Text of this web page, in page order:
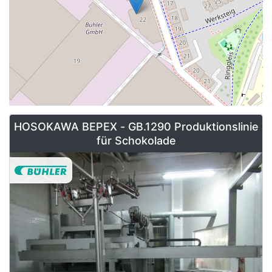
HOSOKAWA BEPEX - GB.1290 Produktionslinie
für Schokolade